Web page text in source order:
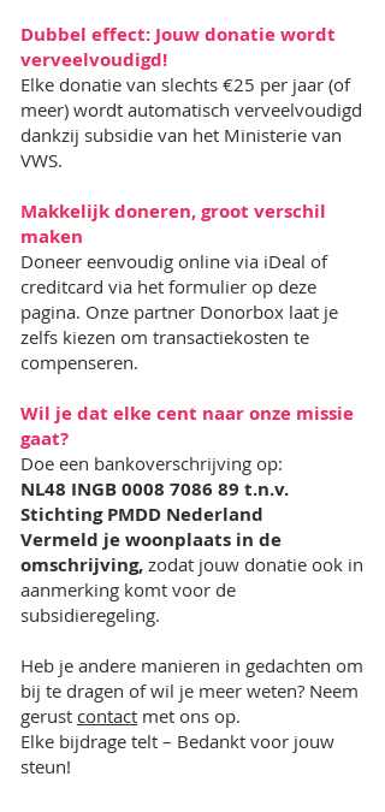
Dubbel effect: Jouw donatie wordt
verveelvoudigd!
Elke donatie van slechts €25 per jaar (of
meer) wordt automatisch verveelvoudigd
dankzij subsidie van het Ministerie van
VWS.
Makkelijk doneren, groot verschil
maken
Doneer eenvoudig online via iDeal of
creditcard via het formulier op deze
pagina. Onze partner Donorbox laat je
zelfs kiezen om transactiekosten te
compenseren.
Wil je dat elke cent naar onze missie
gaat?
Doe een bankoverschrijving op:
NL48 INGB0008 7086 89 t.n.v.
Stichting PMDD Nederland
Vermeld je woonplaats in de
omschrijving, zodat jouw donatie ook in
aanmerking komt voor de
subsidieregeling.
Heb je andere manieren in gedachten om
bij te dragen of wil je meer weten? Neem
gerust contact met ons op.
Elke bijdrage telt – Bedankt voor jouw
steun!